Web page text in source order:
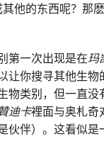
他的东西呢？那
第一次出现是在玛
让你搜寻其他生物
物类别，但一直没
迪卡裡面与奥札奇
伙伴）。这看似是